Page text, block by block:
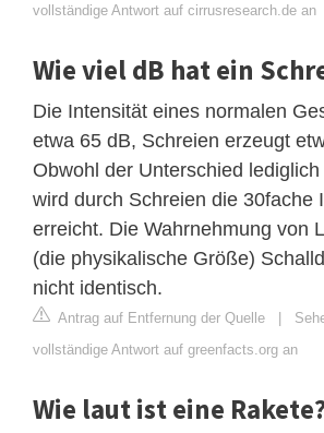
vollständige Antwort auf cirrusresearch.de an
Wie viel dB hat ein
Die Intensität eines normalen
etwa 65 dB, Schreien erzeugt
Obwohl der Unterschied
wird durch Schreien die 30fache
erreicht. Die Wahrnehmung von
(die physikalische Größe)
nicht identisch.
Antrag auf Entfernung der Quelle |
vollständige Antwort auf greenfacts.org an
Wie laut ist eine